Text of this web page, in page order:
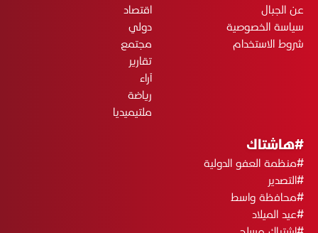
عن الجبال
سياسة الخصوصية
شروط الاستخدام
اقتصاد
دولي
مجتمع
تقارير
آراء
رياضة
ملتيميديا
#هاشتاك
#منظمة العفو الدولية
#التصدير
#محافظة واسط
#عيد الميلاد